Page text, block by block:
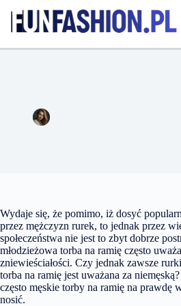
treści
Wydaje się, że pomimo, iż dosyć
przez mężczyzn rurek, to jednak przez
społeczeństwa nie jest to zbyt dobrze
młodzieżowa torba na ramię często
zniewieściałości. Czy jednak zawsze
torba na ramię jest uważana za
często męskie torby na ramię na prawdę
nosić.